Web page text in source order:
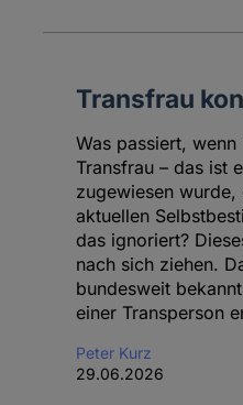
Transfrau
Was passiert,
Transfrau – das ist
zugewiesen
aktuellen
das ignoriert?
nach sich ziehen.
bundesweit
einer Transperson
Peter Kurz
29.06.2026